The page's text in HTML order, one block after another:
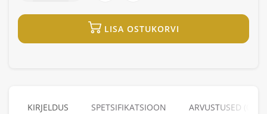
LISA OSTUKORVI
KIRJELDUS SPETSIFIKATSIOON ARVUSTUSED (0)